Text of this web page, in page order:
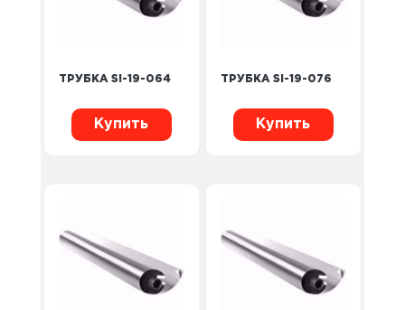
ТРУБКА SI-19-064
Купить
ТРУБКА SI-19-076
Купить